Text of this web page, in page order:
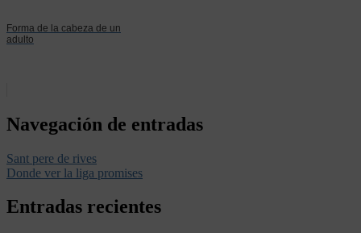
Forma de la cabeza de un
adulto
Navegación de entradas
Sant pere de rives
Donde ver la liga promises
Entradas recientes